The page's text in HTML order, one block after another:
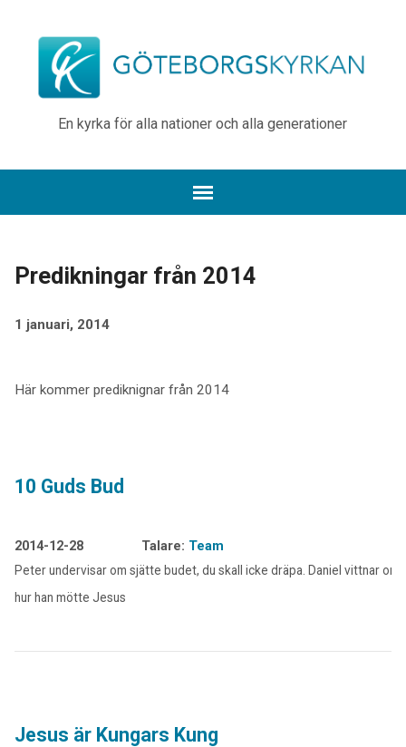
En kyrka för alla nationer och alla generationer
Predikningar från 2014
1 januari, 2014
Här kommer prediknignar från 2014
10 Guds Bud
2014-12-28 Talare: Team
Peter undervisar om sjätte budet, du skall icke dräpa. Daniel vittnar om
hur han mötte Jesus
Jesus är Kungars Kung